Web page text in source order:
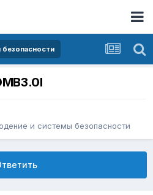
и системы безопасности